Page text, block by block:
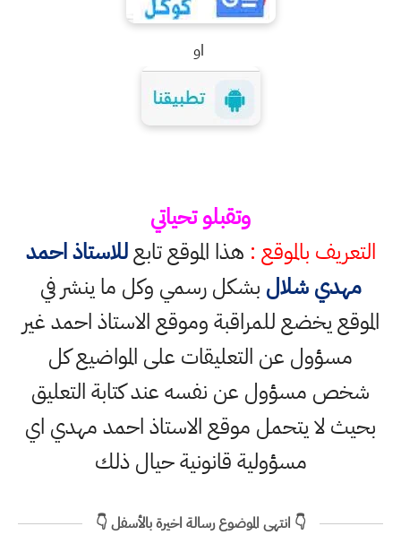
او
وتقبلو تحياتي
التعريف بالموقع : هذا الموقع تابعللاستاذ احمد
مهدي شلال بشكل رسمي وكل ما ينشر في
الموقع يخضع للمراقبة وموقع الاستاذ احمد غير
مسؤول عن التعليقات على المواضيع كل
شخص مسؤول عن نفسه عند كتابة التعليق
بحيث لا يتحمل موقع الاستاذ احمد مهدي اي
مسؤولية قانونية حيال ذلك
👇 انتهى الموضوع رسالة اخيرة بالأسفل 👇